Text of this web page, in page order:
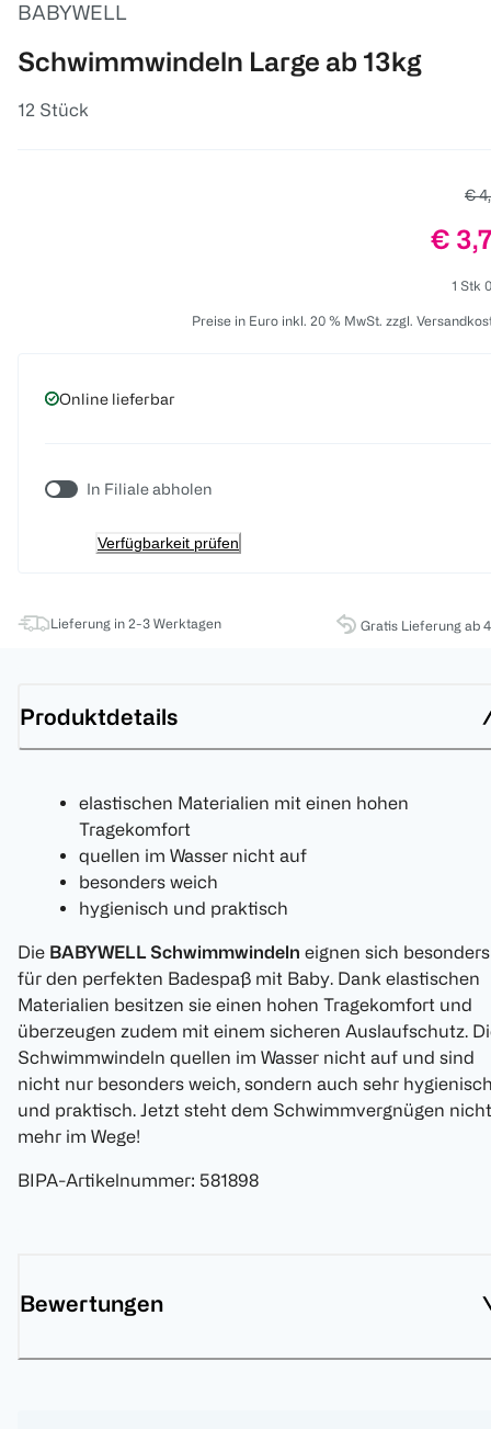
BABYWELL
Schwimmwindeln Large ab 13kg
12 Stück
€
€
1 Stk
Preise in Euro inkl. 20 % MwSt. zzgl.
Online lieferbar
In Filiale abholen
Verfügbarkeit prüfen
Lieferung in 2-3 Werktagen Gratis Lieferung ab
Produktdetails
elastischen Materialien mit einen hohen
Tragekomfort
quellen im Wasser nicht auf
besonders weich
hygienisch und praktisch
Die BABYWELL Schwimmwindeln eignen sich besonders
für den perfekten Badespaß mit Baby. Dank elastischen
Materialien besitzen sie einen hohen Tragekomfort und
überzeugen zudem mit einem sicheren Auslaufschutz.
Schwimmwindeln quellen im Wasser nicht auf und sind
nicht nur besonders weich, sondern auch sehr
und praktisch. Jetzt steht dem Schwimmvergnügen
mehr im Wege!
BIPA-Artikelnummer: 581898
Bewertungen